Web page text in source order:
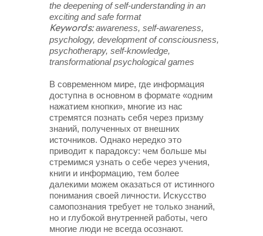
the deepening of self-understanding in an
exciting and safe format
Keywords:awareness, self-awareness,
psychology, development of consciousness,
psychotherapy, self-knowledge,
transformational psychological games
В современном мире, где информация
доступна в основном в формате «одним
нажатием кнопки», многие из нас
стремятся познать себя через призму
знаний, полученных от внешних
источников. Однако нередко это
приводит к парадоксу: чем больше мы
стремимся узнать о себе через учения,
книги и информацию, тем более
далекими можем оказаться от истинного
понимания своей личности. Искусство
самопознания требует не только знаний,
но и глубокой внутренней работы, чего
многие люди не всегда осознают.